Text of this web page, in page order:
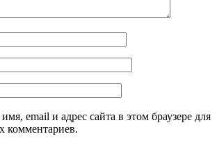
email и адрес сайта в этом браузере для
комментариев.